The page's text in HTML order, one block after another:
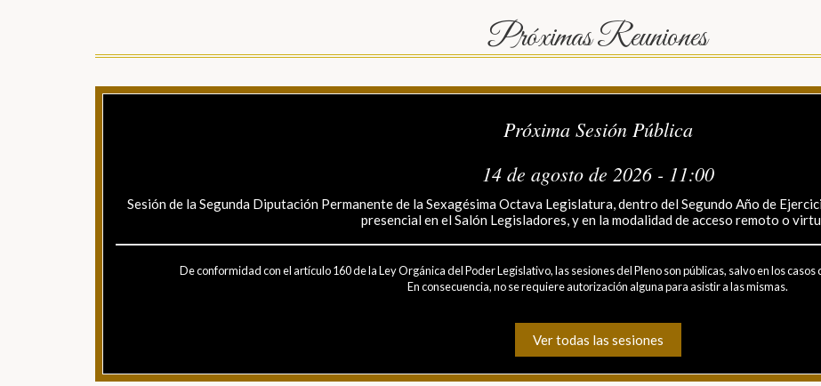
Próximas Reuniones
Próxima Sesión Pública
14 de agosto de 2026 - 11:00
Sesión de la Segunda Diputación Permanente de la Sexagésima Octava Legislatura, dentro del Segundo Año de
presencial en el Salón Legisladores, y en la modalidad de acceso remoto o
De conformidad con el artículo 160 de la Ley Orgánica del Poder Legislativo, las sesiones del Pleno son públicas, salvo en los
En consecuencia, no se requiere autorización alguna para asistir a las mismas.
Ver todas las sesiones